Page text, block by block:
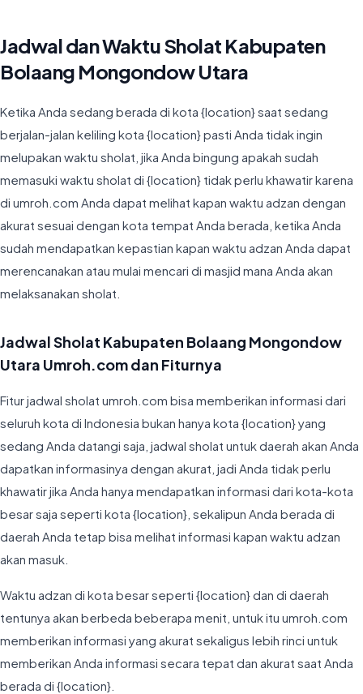
Jadwal dan Waktu Sholat Kabupaten
Bolaang Mongondow Utara
Ketika Anda sedang berada di kota {location} saat sedang
berjalan-jalan keliling kota {location} pasti Anda tidak ingin
melupakan waktu sholat, jika Anda bingung apakah sudah
memasuki waktu sholat di {location} tidak perlu khawatir karena
di umroh.com Anda dapat melihat kapan waktu adzan dengan
akurat sesuai dengan kota tempat Anda berada, ketika Anda
sudah mendapatkan kepastian kapan waktu adzan Anda dapat
merencanakan atau mulai mencari di masjid mana Anda akan
melaksanakan sholat.
Jadwal Sholat Kabupaten Bolaang Mongondow
Utara Umroh.com dan Fiturnya
Fitur jadwal sholat umroh.com bisa memberikan informasi dari
seluruh kota di Indonesia bukan hanya kota {location} yang
sedang Anda datangi saja, jadwal sholat untuk daerah akan Anda
dapatkan informasinya dengan akurat, jadi Anda tidak perlu
khawatir jika Anda hanya mendapatkan informasi dari kota-kota
besar saja seperti kota {location}, sekalipun Anda berada di
daerah Anda tetap bisa melihat informasi kapan waktu adzan
akan masuk.
Waktu adzan di kota besar seperti {location} dan di daerah
tentunya akan berbeda beberapa menit, untuk itu umroh.com
memberikan informasi yang akurat sekaligus lebih rinci untuk
memberikan Anda informasi secara tepat dan akurat saat Anda
berada di {location}.